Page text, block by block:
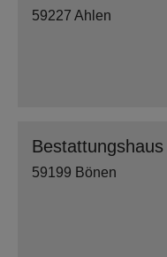
59227 Ahlen
59199 Bönen